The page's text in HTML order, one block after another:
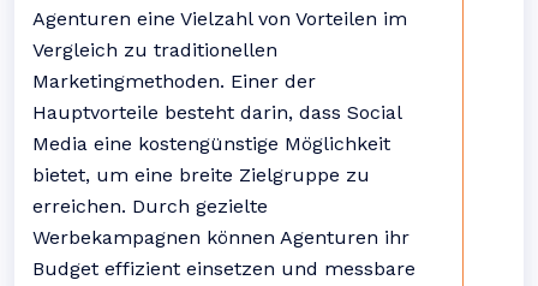
Agenturen eine Vielzahl von Vorteilen im
Vergleich zu traditionellen
Marketingmethoden. Einer der
Hauptvorteile besteht darin, dass Social
Media eine kostengünstige Möglichkeit
bietet, um eine breite Zielgruppe zu
erreichen. Durch gezielte
Werbekampagnen können Agenturen ihr
Budget effizient einsetzen und messbare